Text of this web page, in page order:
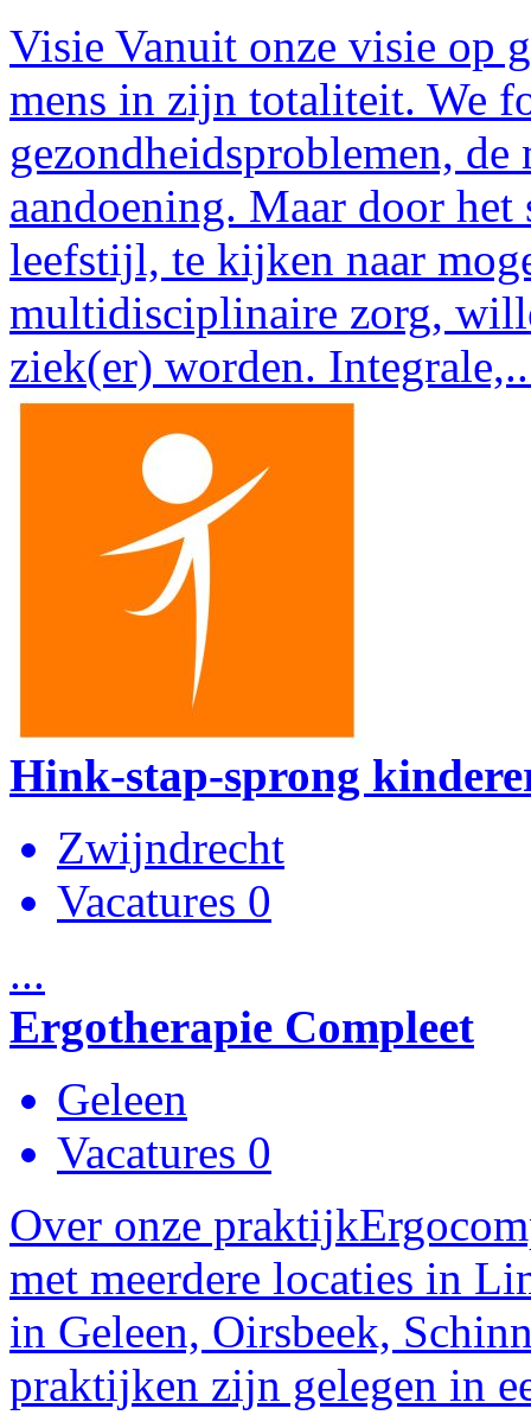
Visie Vanuit onze visie op
mens in zijn totaliteit. We
gezondheidsproblemen,
aandoening. Maar door
leefstijl, te kijken naar
multidisciplinaire zorg,
ziek(er) worden.
Hink-stap-sprong
Zwijndrecht
Vacatures 0
...
Ergotherapie Compleet
Geleen
Vacatures 0
Over onze
met meerdere locaties in
in Geleen, Oirsbeek,
praktijken zijn gelegen in